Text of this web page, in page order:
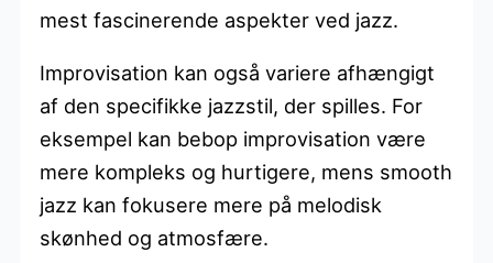
mest fascinerende aspekter ved jazz.
Improvisation kan også variere afhængigt
af den specifikke jazzstil, der spilles. For
eksempel kan bebop improvisation være
mere kompleks og hurtigere, mens smooth
jazz kan fokusere mere på melodisk
skønhed og atmosfære.